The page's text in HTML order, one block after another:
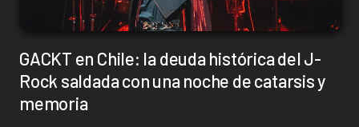
GACKT en Chile: la deuda histórica del J-
Rock saldada con una noche de catarsis y
memoria